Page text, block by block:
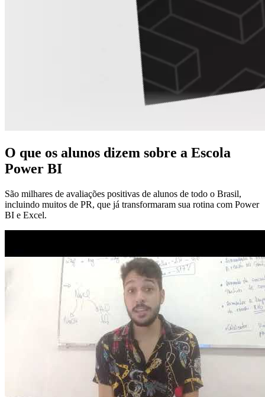
O que os alunos dizem sobre a Escola
Power BI
São milhares de avaliações positivas de alunos de todo o Brasil,
incluindo muitos de PR, que já transformaram sua rotina com Power
BI e Excel.